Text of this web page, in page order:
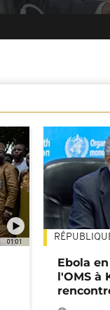
01:01
Ebola
l'OMS à